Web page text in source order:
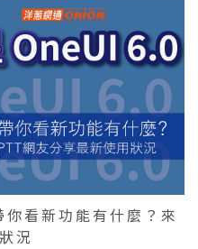
看新功能有什麼？來
況